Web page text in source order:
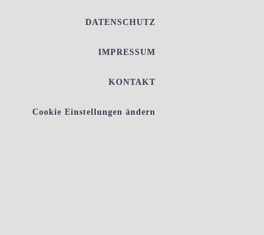
DATENSCHUTZ
IMPRESSUM
KONTAKT
Cookie Einstellungen ändern